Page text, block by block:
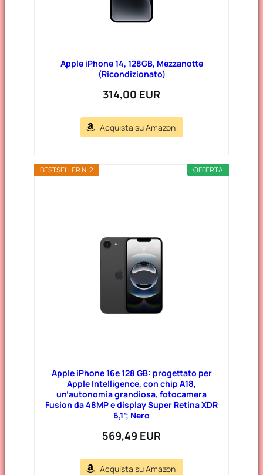
Apple iPhone 14, 128GB, Mezzanotte
(Ricondizionato)
314,00 EUR
Acquista su Amazon
OFFERTA
BESTSELLER N. 2
Apple iPhone 16e 128 GB: progettato per
Apple Intelligence, con chip A18,
un’autonomia grandiosa, fotocamera
Fusion da 48MP e display Super Retina XDR
6,1”; Nero
569,49 EUR
Acquista su Amazon